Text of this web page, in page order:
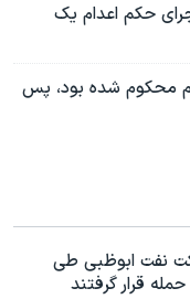
حکم اعدام یک
به اعدام محکوم شده بود، پس
نفت ابوظبی طی
قرار گرفتند